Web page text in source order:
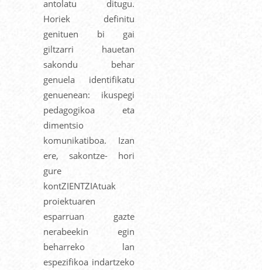
antolatu ditugu.
Horiek definitu
genituen bi gai
giltzarri hauetan
sakondu behar
genuela identifikatu
genuenean: ikuspegi
pedagogikoa eta
dimentsio
komunikatiboa. Izan
ere, sakontze- hori
gure
kontZIENTZIAtuak
proiektuaren
esparruan gazte
nerabeekin egin
beharreko lan
espezifikoa indartzeko